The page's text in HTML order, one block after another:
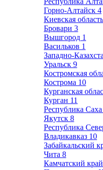
Горно-Алтайск 4
Киевская область
Бровари 3
Вышгород 1
Васильков 1
Западно-
Уральск 9
Костромская
Кострома 10
Курганская
Курган 11
Республика
Якутск 8
Республика
Владикавказ 10
Забайкальский
Чита 8
Камчатский край